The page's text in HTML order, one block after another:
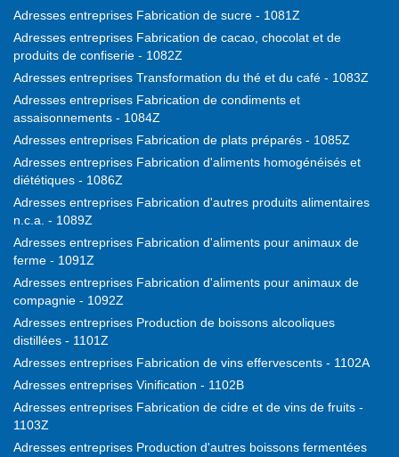
Adresses entreprises Fabrication de sucre - 1081Z
Adresses entreprises Fabrication de cacao, chocolat et de
produits de confiserie - 1082Z
Adresses entreprises Transformation du thé et du café - 1083Z
Adresses entreprises Fabrication de condiments et
assaisonnements - 1084Z
Adresses entreprises Fabrication de plats préparés - 1085Z
Adresses entreprises Fabrication d'aliments homogénéisés et
diététiques - 1086Z
Adresses entreprises Fabrication d'autres produits alimentaires
n.c.a. - 1089Z
Adresses entreprises Fabrication d'aliments pour animaux de
ferme - 1091Z
Adresses entreprises Fabrication d'aliments pour animaux de
compagnie - 1092Z
Adresses entreprises Production de boissons alcooliques
distillées - 1101Z
Adresses entreprises Fabrication de vins effervescents - 1102A
Adresses entreprises Vinification - 1102B
Adresses entreprises Fabrication de cidre et de vins de fruits -
1103Z
Adresses entreprises Production d'autres boissons fermentées